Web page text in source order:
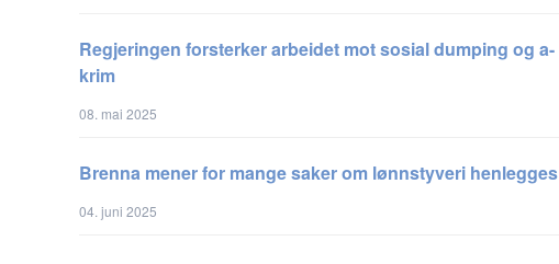
Regjeringen forsterker arbeidet mot sosial dumping og a-
krim
08. mai 2025
Brenna mener for mange saker om lønnstyveri henlegges
04. juni 2025